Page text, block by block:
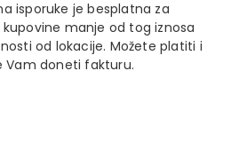
isporuke je besplatna za
kupovine manje od tog iznosa
od lokacije. Možete platiti i
Vam doneti fakturu.